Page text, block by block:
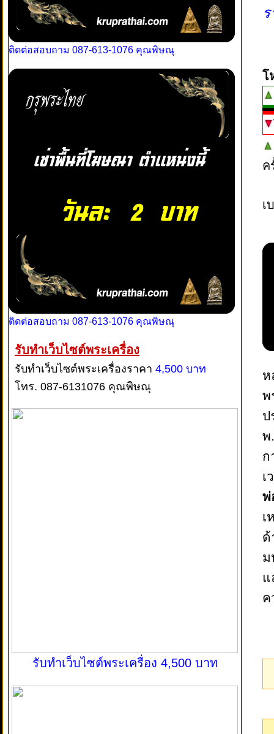
ติดต่อสอบถาม 087-613-1076 คุณพิษณุ
ติดต่อสอบถาม 087-613-1076 คุณพิษณุ
รับทำเว็บไซต์พระเครื่อง
รับทำเว็บไซต์พระเครื่องราคา 4,500 บาท
โทร. 087-6131076 คุณพิษณุ
รับทำเว็บไซต์พระเครื่อง 4,500 บาท
โ
เ
ห
พ
ป
พ
ก
เ
พ่
เ
ด้
ม
แ
ค